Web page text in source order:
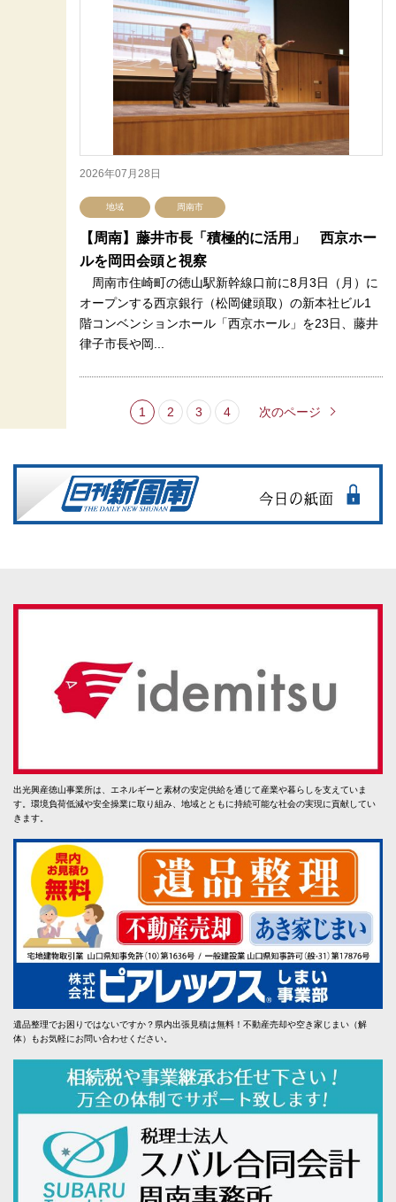
2026年07月28日
地域 周南市
【周南】藤井市長「積極的に活用」 西京ホー
ルを岡田会頭と視察
周南市住崎町の徳山駅新幹線口前に8月3日（月）に
オープンする西京銀行（松岡健頭取）の新本社ビル1
階コンベンションホール「西京ホール」を23日、藤井
律子市長や岡...
1 2 3 4 次のページ
出光興産徳山事業所は、エネルギーと素材の安定供給を通じて産業や暮らしを支えていま
す。環境負荷低減や安全操業に取り組み、地域とともに持続可能な社会の実現に貢献してい
きます。
遺品整理でお困りではないですか？県内出張見積は無料！不動産売却や空き家じまい（解
体）もお気軽にお問い合わせください。